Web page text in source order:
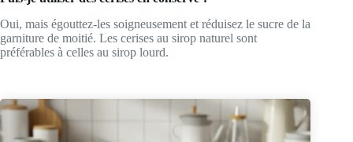
Oui, mais égouttez-les soigneusement et réduisez le sucre de la
garniture de moitié. Les cerises au sirop naturel sont
préférables à celles au sirop lourd.